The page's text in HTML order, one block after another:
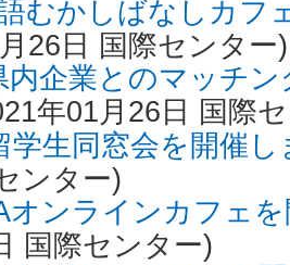
むかしばなしカフ
26日 国際センター)
内企業とのマッチ
年01月26日 国際
学生同窓会を開催し
ンター)
オンラインカフェ
国際センター)